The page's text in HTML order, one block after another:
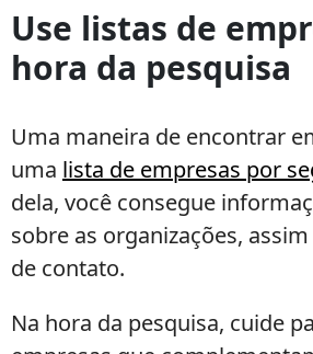
Use listas de
hora da pesquisa
Uma maneira de encontrar
uma lista de empresas por
dela, você consegue
sobre as organizações,
de contato.
Na hora da pesquisa, cuide